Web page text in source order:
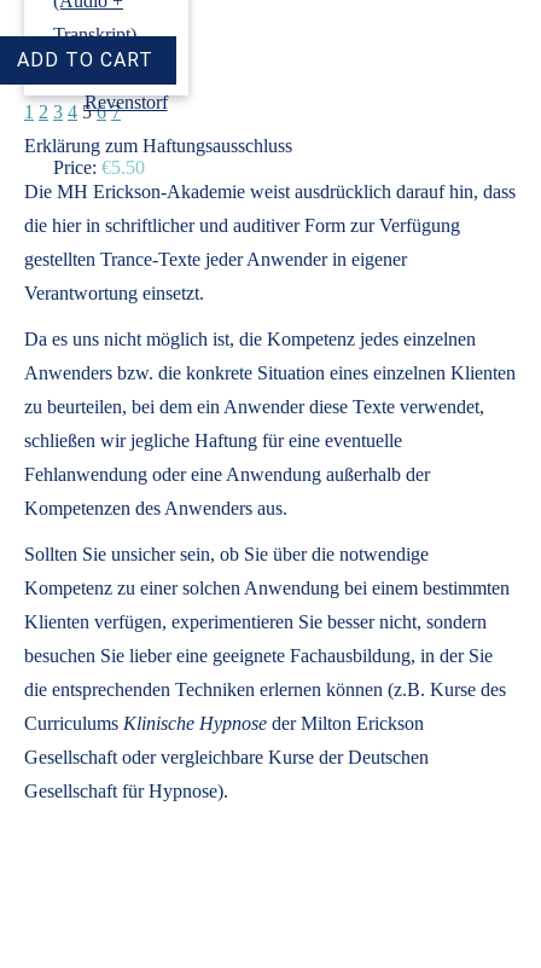
Transkript)
›Dirk
Revenstorf
Price: €5.50
1 2 3 4 5 6 7
Erklärung zum Haftungsausschluss
Die MH Erickson-Akademie weist ausdrücklich darauf hin, dass
die hier in schriftlicher und auditiver Form zur Verfügung
gestellten Trance-Texte jeder Anwender in eigener
Verantwortung einsetzt.
Da es uns nicht möglich ist, die Kompetenz jedes einzelnen
Anwenders bzw. die konkrete Situation eines einzelnen Klienten
zu beurteilen, bei dem ein Anwender diese Texte verwendet,
schließen wir jegliche Haftung für eine eventuelle
Fehlanwendung oder eine Anwendung außerhalb der
Kompetenzen des Anwenders aus.
Sollten Sie unsicher sein, ob Sie über die notwendige
Kompetenz zu einer solchen Anwendung bei einem bestimmten
Klienten verfügen, experimentieren Sie besser nicht, sondern
besuchen Sie lieber eine geeignete Fachausbildung, in der Sie
die entsprechenden Techniken erlernen können (z.B. Kurse des
Curriculums Klinische Hypnose der Milton Erickson
Gesellschaft oder vergleichbare Kurse der Deutschen
Gesellschaft für Hypnose).